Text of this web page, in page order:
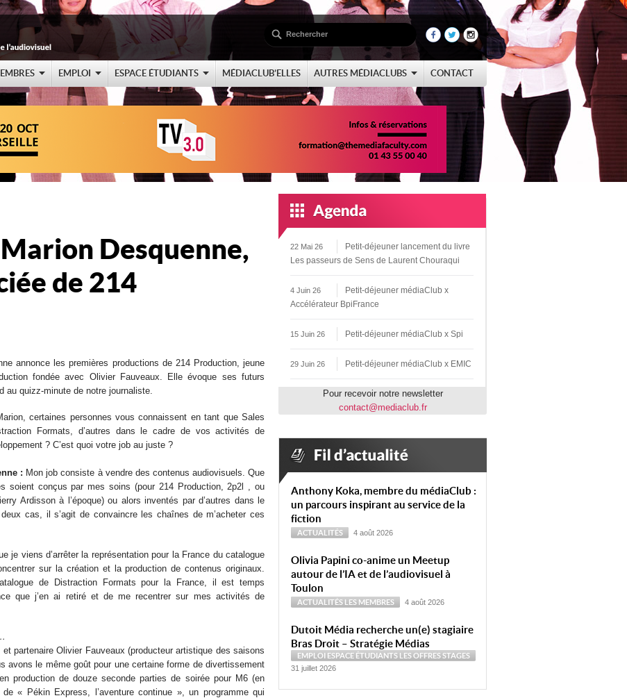
EMPLOI ESPACE ÉTUDIANTS MÉDIACLUB’ELLES AUTRES MÉDIACLUBS CONTACT
Desquenne,
de 214
annonce les premières productions de 214 Production, jeune
fondée avec Olivier Fauveaux. Elle évoque ses futurs
au quizz-minute de notre journaliste.
certaines personnes vous connaissent en tant que Sales
Formats, d’autres dans le cadre de vos activités de
? C’est quoi votre job au juste ?
: Mon job consiste à vendre des contenus audiovisuels. Que
soient conçus par mes soins (pour 214 Production, 2p2l , ou
Ardisson à l’époque) ou alors inventés par d’autres dans le
cas, il s’agit de convaincre les chaînes de m’acheter ces
je viens d’arrêter la représentation pour la France du catalogue
sur la création et la production de contenus originaux.
de Distraction Formats pour la France, il est temps
que j’en ai retiré et de me recentrer sur mes activités de
partenaire Olivier Fauveaux (producteur artistique des saisons
avons le même goût pour une certaine forme de divertissement
production de douze seconde parties de soirée pour M6 (en
« Pékin Express, l’aventure continue », un programme qui
22 Mai 26
Petit-déjeuner lancement du livre
Les passeurs de Sens de Laurent Chouraqui
4 Juin 26
Petit-déjeuner médiaClub x
Accélérateur BpiFrance
15 Juin 26 Petit-déjeuner médiaClub x Spi
29 Juin 26 Petit-déjeuner médiaClub x EMIC
Pour recevoir notre newsletter
contact@mediaclub.fr
Anthony Koka, membre du médiaClub :
un parcours inspirant au service de la
fiction
ACTUALITÉS 4 août 2026
Olivia Papini co-anime un Meetup
autour de l’IA et de l’audiovisuel à
Toulon
ACTUALITÉS LES MEMBRES 4 août 2026
Dutoit Média recherche un(e) stagiaire
Bras Droit – Stratégie Médias
EMPLOI ESPACE ÉTUDIANTS LES OFFRESSTAGES
31 juillet 2026